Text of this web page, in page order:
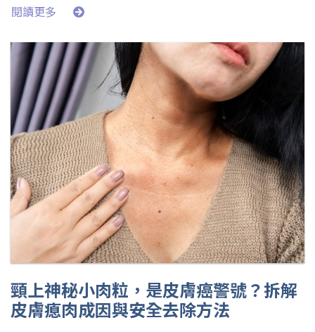
閱讀更多
頸上神秘小肉粒，是皮膚癌警號？拆解
皮膚瘜肉成因與安全去除方法